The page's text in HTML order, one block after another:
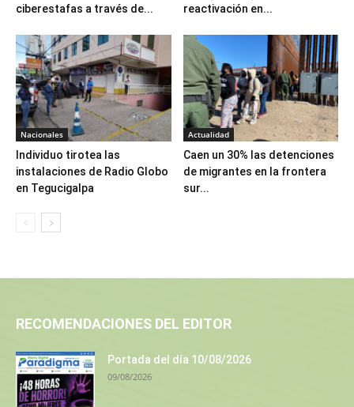
ciberestafas a través de...
reactivación en...
Nacionales
Individuo tirotea las
instalaciones de Radio Globo
en Tegucigalpa
Actualidad
Caen un 30% las detenciones
de migrantes en la frontera
sur...
RECOMENDACIONES DEL EDITOR
Portada del día 10/08/2026
09/08/2026